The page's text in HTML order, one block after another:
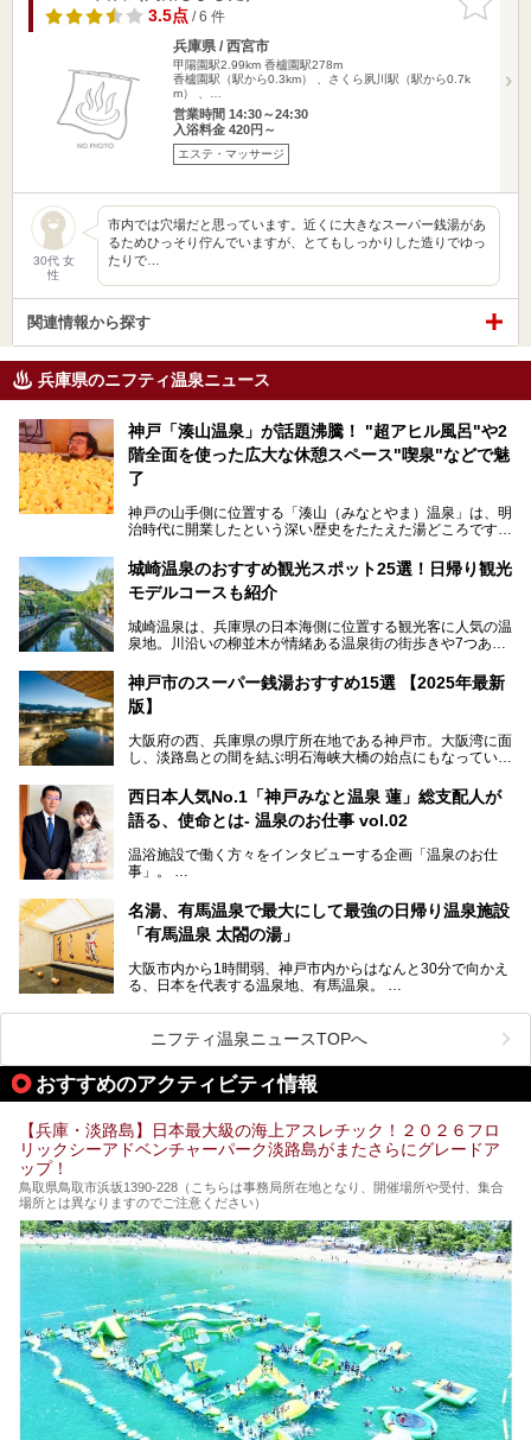
りに追加
3.5点/ 6 件
兵庫県 / 西宮市
甲陽園駅2.99km 香櫨園駅278m
香櫨園駅（駅から0.3km） 、さくら夙川駅（駅から0.7k
m） 、…
営業時間 14:30～24:30
入浴料金 420円～
エステ・マッサージ
30代 女
性
市内では穴場だと思っています。近くに大きなスーパー銭湯があ
るためひっそり佇んでいますが、とてもしっかりした造りでゆっ
たりで…
関連情報から探す
兵庫県のニフティ温泉ニュース
神戸「湊山温泉」が話題沸騰！ "超アヒル風呂"や2
階全面を使った広大な休憩スペース"喫泉"などで魅
了
神戸の山手側に位置する「湊山（みなとやま）温泉」は、明
治時代に開業したという深い歴史をたたえた湯どころです。
っぱいに浮かぶアヒルちゃん。さらに、ゆったりくつろげて
コワーキングも可能な休憩スペースも人気に。斬新な企画や
設備で人々をアッと驚かせる湊山温泉の魅力をリポートしま
城崎温泉のおすすめ観光スポット25選！日帰り観光
モデルコースも紹介
城崎温泉は、兵庫県の日本海側に位置する観光客に人気の温
泉地。川沿いの柳並木が情緒ある温泉街の街歩きや7つある
られています。鉄道の駅から温泉街が近く、歩いて回るのに
ちょうどよい規模で、日帰りでの訪問にもおすすめです。
の観光スポットをピックアップ。温泉やご当地グルメなどを
盛り込んだ日帰り観光モデルコースも紹介しているので、ぜ
神戸市のスーパー銭湯おすすめ15選 【2025年最新
版】
大阪府の西、兵庫県の県庁所在地である神戸市。大阪湾に面
し、淡路島との間を結ぶ明石海峡大橋の始点にもなっていま
華街をはじめ、きらびやかに発展したハーバーランドなど、
人気観光スポットもめじろ押しです。
そして、温泉好きの視点から見ると、神戸市といえば何とい
湯です。そのお湯をリーズナブルに体験できる健康ランドや
スーパー銭湯があったら……。今回はそんな希望に沿う施設
きます！
西日本人気No.1「神戸みなと温泉 蓮」総支配人が
語る、使命とは- 温泉のお仕事 vol.02
温浴施設で働く方々をインタビューする企画「温泉のお仕
事」。
ング西日本1位、2年連続「ベストオブ宿泊賞」に輝いた
「神戸みなと温泉 蓮」の魅力に迫りました！
名湯、有馬温泉で最大にして最強の日帰り温泉施設
「有馬温泉 太閤の湯」
大阪市内から1時間弱、神戸市内からはなんと30分で向かえ
る、日本を代表する温泉地、有馬温泉。
有名な「金泉」と「銀泉」に加え、人工のの炭酸泉まで楽し
める、ある意味「最強」ともいえる施設です。
今回は自慢のお湯をメインにその魅力の数々を紹介します！
ニフティ温泉ニュースTOPへ
おすすめのアクティビティ情報
【兵庫・淡路島】日本最大級の海上アスレチック！２０２６フロ
リックシーアドベンチャーパーク淡路島がまたさらにグレードア
ップ！
鳥取県鳥取市浜坂1390‐228（こちらは事務局所在地となり、開催場所や受付、集合
場所とは異なりますのでご注意ください）